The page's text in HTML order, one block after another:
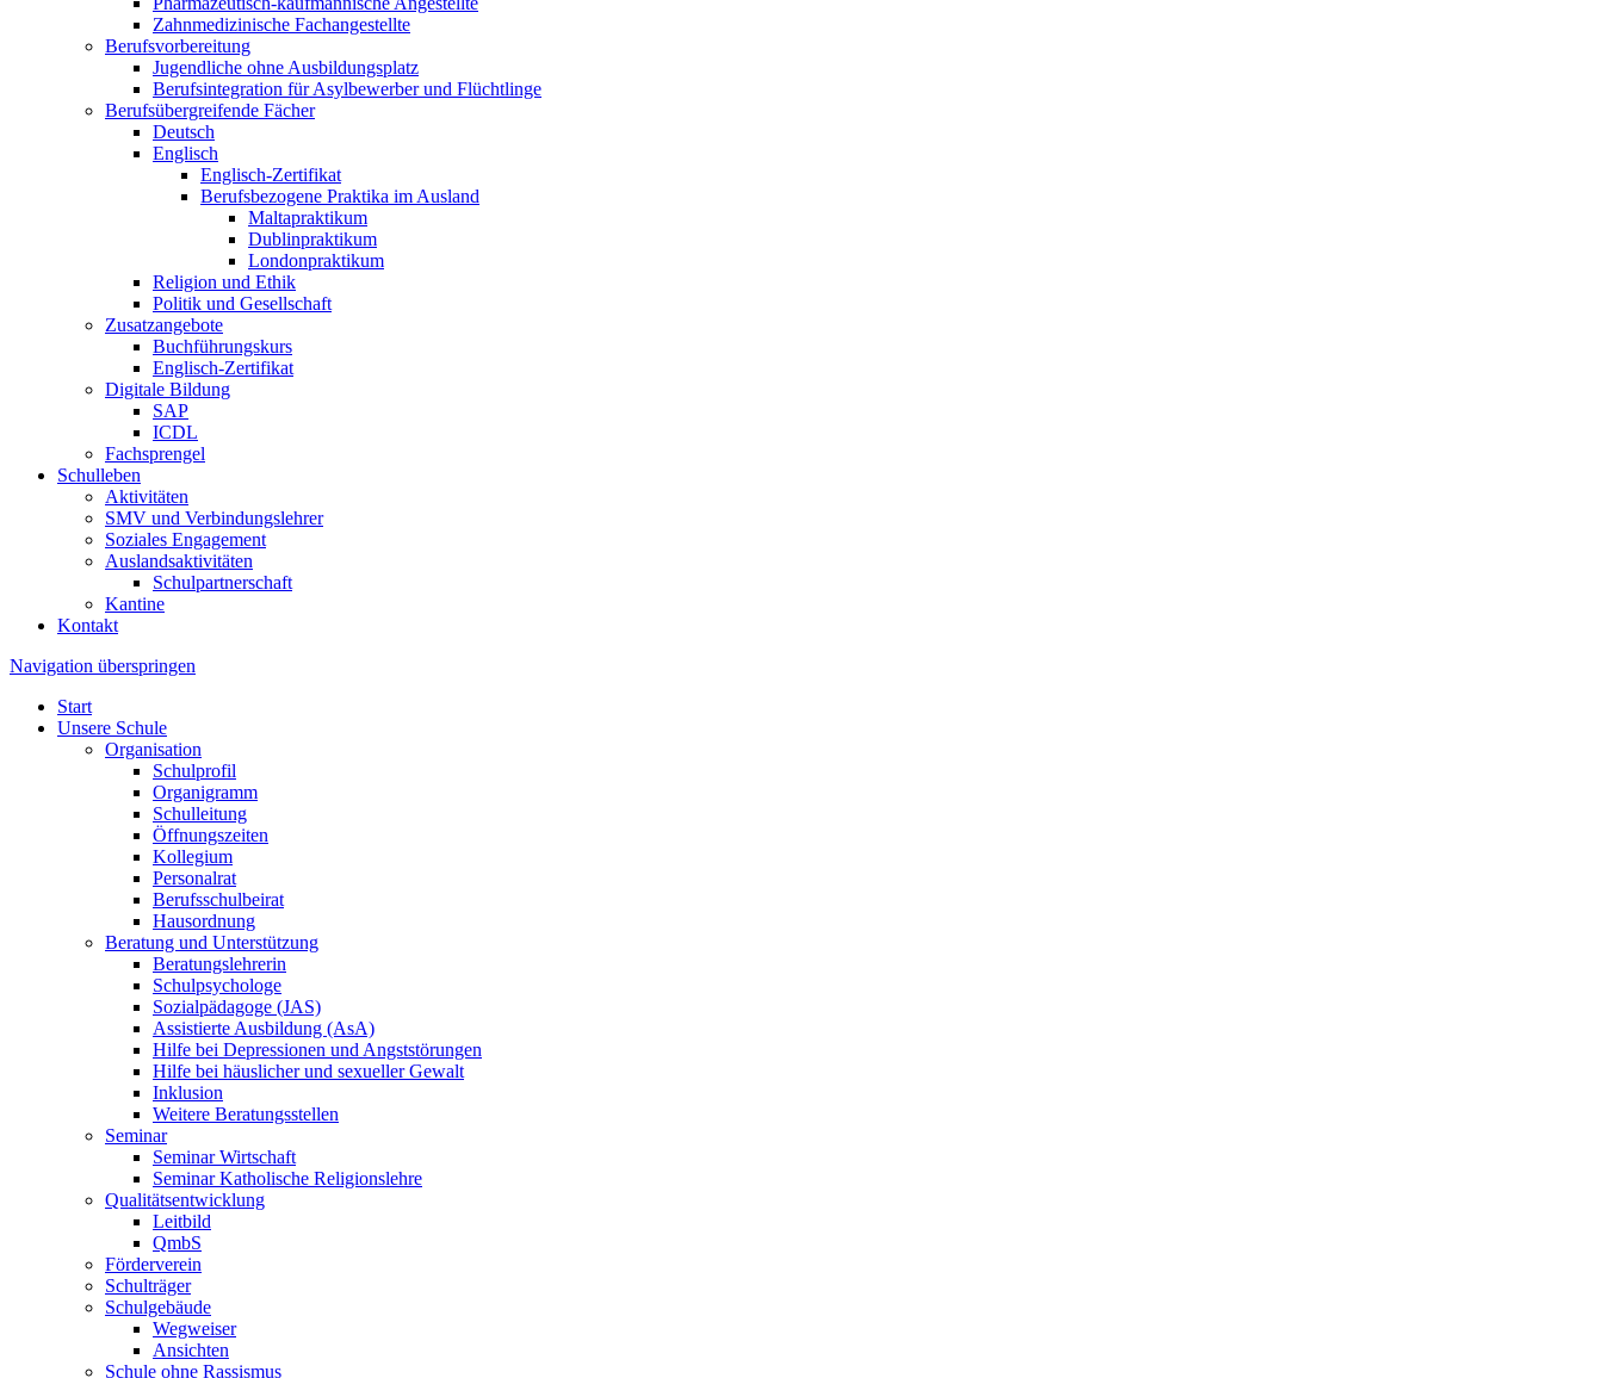
Zahnmedizinische Fachangestellte
Berufsvorbereitung
Jugendliche ohne Ausbildungsplatz
Berufsintegration für Asylbewerber und Flüchtlinge
Berufsübergreifende Fächer
Deutsch
Englisch
Englisch-Zertifikat
Berufsbezogene Praktika im Ausland
Maltapraktikum
Dublinpraktikum
Londonpraktikum
Religion und Ethik
Politik und Gesellschaft
Zusatzangebote
Buchführungskurs
Englisch-Zertifikat
Digitale Bildung
SAP
ICDL
Fachsprengel
Schulleben
Aktivitäten
SMV und Verbindungslehrer
Soziales Engagement
Auslandsaktivitäten
Schulpartnerschaft
Kantine
Kontakt
Navigation überspringen
Start
Unsere Schule
Organisation
Schulprofil
Organigramm
Schulleitung
Öffnungszeiten
Kollegium
Personalrat
Berufsschulbeirat
Hausordnung
Beratung und Unterstützung
Beratungslehrerin
Schulpsychologe
Sozialpädagoge (JAS)
Assistierte Ausbildung (AsA)
Hilfe bei Depressionen und Angststörungen
Hilfe bei häuslicher und sexueller Gewalt
Inklusion
Weitere Beratungsstellen
Seminar
Seminar Wirtschaft
Seminar Katholische Religionslehre
Qualitätsentwicklung
Leitbild
QmbS
Förderverein
Schulträger
Schulgebäude
Wegweiser
Ansichten
Schule ohne Rassismus